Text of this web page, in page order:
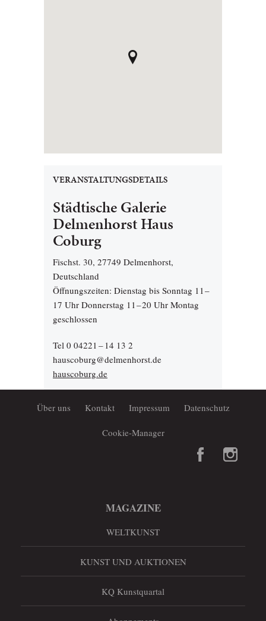
VERANSTALTUNGSDETAILS
Städtische Galerie
Delmenhorst Haus
Coburg
Fischst. 30, 27749 Delmenhorst,
Deutschland
Öffnungszeiten: Dienstag bis Sonntag 11 –
17 Uhr Donnerstag 11 – 20 Uhr Montag
geschlossen
Tel 0 04221 – 14 13 2
hauscoburg@delmenhorst.de
hauscoburg.de
Über uns Kontakt Impressum Datenschutz
Cookie-Manager
MAGAZINE
WELTKUNST
KUNST UND AUKTIONEN
KQ Kunstquartal